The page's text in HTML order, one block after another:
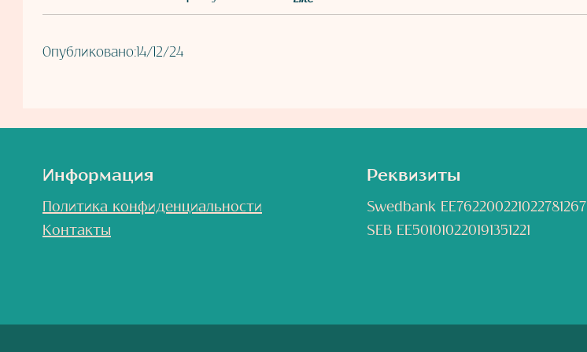
Опубликовано:14/12/24
Информация
Политика конфиденциальности
Контакты
Реквизиты
Swedbank EE762200221022781267
SEB EE501010220191351221